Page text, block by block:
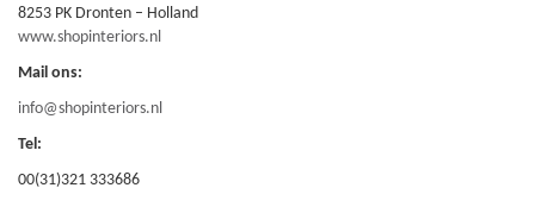
8253 PK Dronten – Holland
www.shopinteriors.nl
Mail ons:
info@shopinteriors.nl
Tel:
00(31)321 333686